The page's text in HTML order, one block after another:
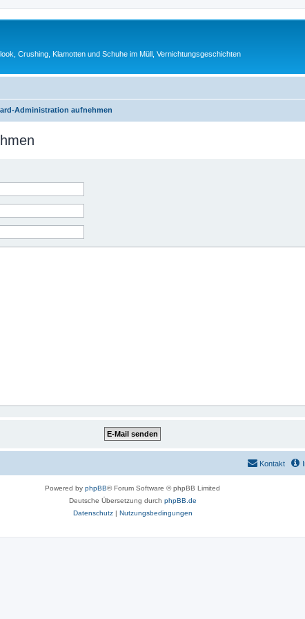
Crushing, Klamotten und Schuhe im Müll, Vernichtungsgeschichten
Administration aufnehmen
Kontakt
Powered by phpBB® Forum Software © phpBB Limited
Deutsche Übersetzung durch phpBB.de
Datenschutz| Nutzungsbedingungen